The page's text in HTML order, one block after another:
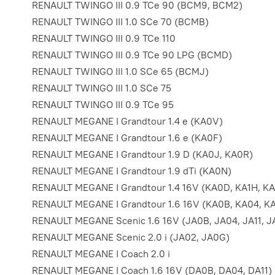
RENAULT TWINGO III 0.9 TCe 90 (BCM9, BCM2)
RENAULT TWINGO III 1.0 SCe 70 (BCMB)
RENAULT TWINGO III 0.9 TCe 110
RENAULT TWINGO III 0.9 TCe 90 LPG (BCMD)
RENAULT TWINGO III 1.0 SCe 65 (BCMJ)
RENAULT TWINGO III 1.0 SCe 75
RENAULT TWINGO III 0.9 TCe 95
RENAULT MEGANE I Grandtour 1.4 e (KA0V)
RENAULT MEGANE I Grandtour 1.6 e (KA0F)
RENAULT MEGANE I Grandtour 1.9 D (KA0J, KA0R)
RENAULT MEGANE I Grandtour 1.9 dTi (KA0N)
RENAULT MEGANE I Grandtour 1.4 16V (KA0D, KA1H,
RENAULT MEGANE I Grandtour 1.6 16V (KA0B, KA04,
RENAULT MEGANE Scenic 1.6 16V (JA0B, JA04, JA11,
RENAULT MEGANE Scenic 2.0 i (JA02, JA0G)
RENAULT MEGANE I Coach 2.0 i
RENAULT MEGANE I Coach 1.6 16V (DA0B, DA04, DA11)